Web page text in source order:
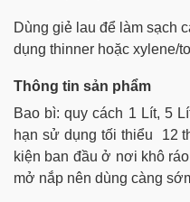
Dùng giẻ lau để làm sạch
dụng thinner hoặc xylene/
Thông tin sản phẩm
Bao bì: quy cách 1 Lít, 5
hạn sử dụng tối thiểu 12
kiện ban đầu ở nơi khô
mở nắp nên dùng càng